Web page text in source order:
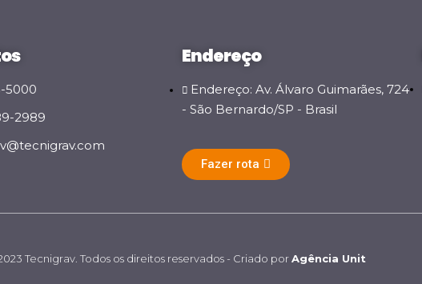
5000
2989
Endereço
Endereço: Av. Álvaro Guimarães, 724
- São Bernardo/SP - Brasil
Fazer rota
Tecnigrav. Todos os direitos reservados - Criado porAgência Unit